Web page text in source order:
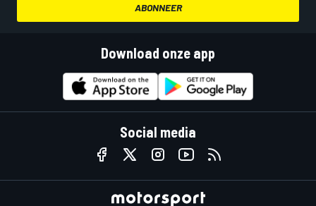
ABONNEER
Download onze app
Social media